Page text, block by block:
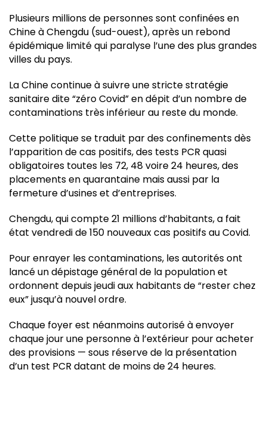
Plusieurs millions de personnes sont confinées en
Chine à Chengdu (sud-ouest), après un rebond
épidémique limité qui paralyse l’une des plus grandes
villes du pays.
La Chine continue à suivre une stricte stratégie
sanitaire dite “zéro Covid” en dépit d’un nombre de
contaminations très inférieur au reste du monde.
Cette politique se traduit par des confinements dès
l’apparition de cas positifs, des tests PCR quasi
obligatoires toutes les 72, 48 voire 24 heures, des
placements en quarantaine mais aussi par la
fermeture d’usines et d’entreprises.
Chengdu, qui compte 21 millions d’habitants, a fait
état vendredi de 150 nouveaux cas positifs au Covid.
Pour enrayer les contaminations, les autorités ont
lancé un dépistage général de la population et
ordonnent depuis jeudi aux habitants de “rester chez
eux” jusqu’à nouvel ordre.
Chaque foyer est néanmoins autorisé à envoyer
chaque jour une personne à l’extérieur pour acheter
des provisions — sous réserve de la présentation
d’un test PCR datant de moins de 24 heures.